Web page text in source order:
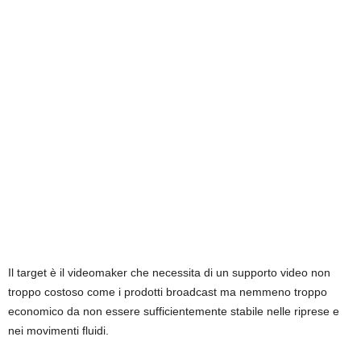
Il target è il videomaker che necessita di un supporto video non
troppo costoso come i prodotti broadcast ma nemmeno troppo
economico da non essere sufficientemente stabile nelle riprese e
nei movimenti fluidi.